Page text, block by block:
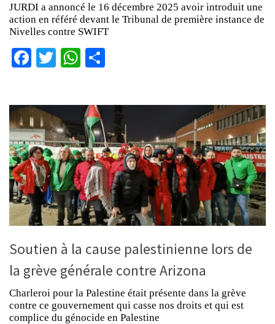
JURDI a annoncé le 16 décembre 2025 avoir introduit une
action en référé devant le Tribunal de première instance de
Nivelles contre SWIFT
Facebook
TwitterWhatsApp
Soutien à la cause palestinienne lors de
la grève générale contre Arizona
Charleroi pour la Palestine était présente dans la grève
contre ce gouvernement qui casse nos droits et qui est
complice du génocide en Palestine